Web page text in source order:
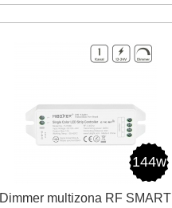
144w
Dimmer multizona RF SMART